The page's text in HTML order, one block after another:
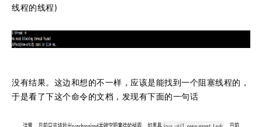
线程的线程)
没有结果。这边和想的不一样，应该是能找到一个阻塞线程的，
于是看了下这个命令的文档，发现有下面的一句话